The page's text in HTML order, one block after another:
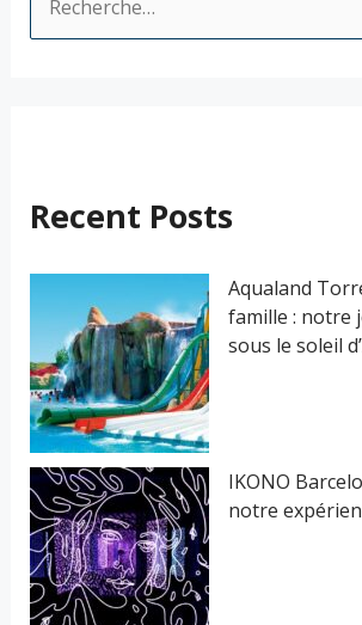
r
h
r
:
Recent Posts
Aqualand
famille : notre
sous le soleil
IKONO
notre